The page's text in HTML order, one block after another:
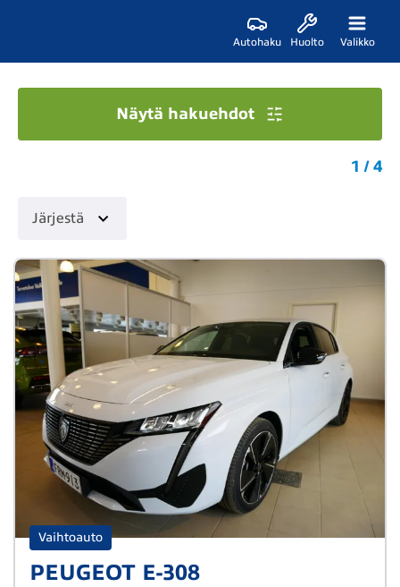
Autohaku Huolto Valikko
Näytä hakuehdot
1 / 4
Järjestä
Vaihtoauto
PEUGEOT E-308